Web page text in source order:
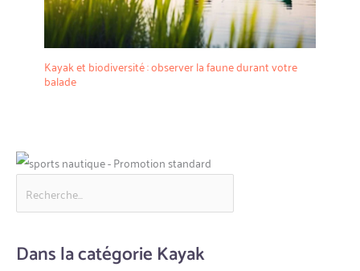
Kayak et biodiversité : observer la faune durant votre
balade
Dans la catégorie Kayak